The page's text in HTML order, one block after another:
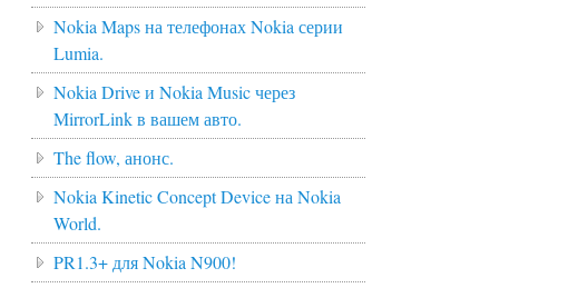
Nokia Maps на телефонах Nokia серии
Lumia.
Nokia Drive и Nokia Music через
MirrorLink в вашем авто.
The flow, анонс.
Nokia Kinetic Concept Device на Nokia
World.
PR1.3+ для Nokia N900!